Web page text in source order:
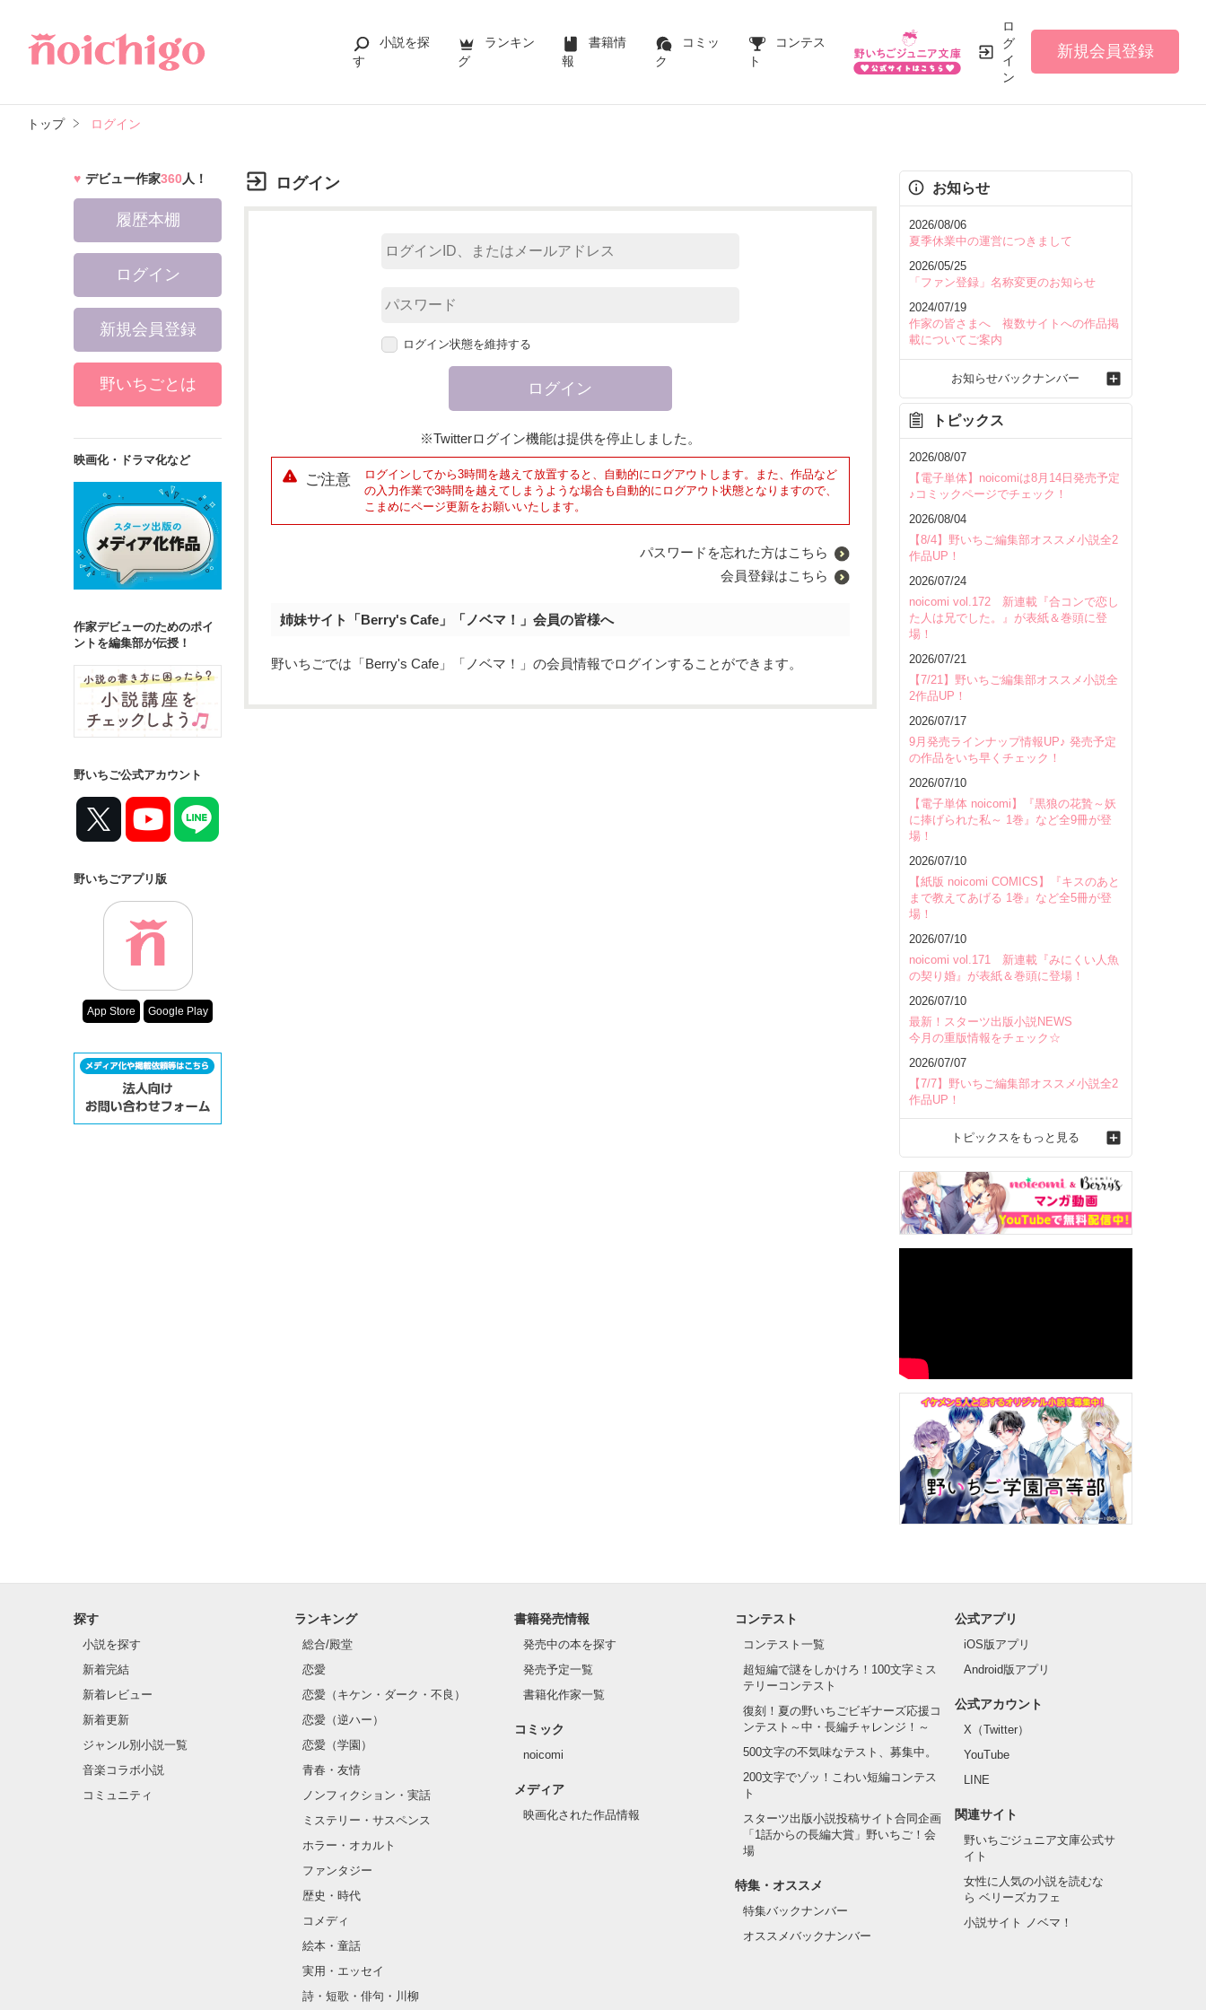
小説を探
す
ランキン
グ
書籍情
報
コミッ
ク
コンテス
ト
ロ
グ
イ
ン
新規会員登録
トップ ログイン
ログイン
ログイン状態を維持する
※Twitterログイン機能は提供を停止しました。
ご注意
ログインしてから3時間を越えて放置すると、自動的にログアウトします。また、作品など
の入力作業で3時間を越えてしまうような場合も自動的にログアウト状態となりますので、
こまめにページ更新をお願いいたします。
パスワードを忘れた方はこちら
会員登録はこちら
姉妹サイト「Berry's Cafe」「ノベマ！」会員の皆様へ
野いちごでは「Berry's Cafe」「ノベマ！」の会員情報でログインすることができます。
デビュー作家360人！
履歴本棚
ログイン
新規会員登録
野いちごとは
映画化・ドラマ化など
作家デビューのためのポイ
ントを編集部が伝授！
野いちご公式アカウント
野いちごアプリ版
App Store Google Play
お知らせ
2026/08/06
夏季休業中の運営につきまして
2026/05/25
「ファン登録」名称変更のお知らせ
2024/07/19
作家の皆さまへ 複数サイトへの作品掲
載についてご案内
お知らせバックナンバー
トピックス
2026/08/07
【電子単体】noicomiは8月14日発売予定
♪コミックページでチェック！
2026/08/04
【8/4】野いちご編集部オススメ小説全2
作品UP！
2026/07/24
noicomi vol.172 新連載『合コンで恋し
た人は兄でした。』が表紙＆巻頭に登
場！
2026/07/21
【7/21】野いちご編集部オススメ小説全
2作品UP！
2026/07/17
9月発売ラインナップ情報UP♪ 発売予定
の作品をいち早くチェック！
2026/07/10
【電子単体 noicomi】『黒狼の花贄～妖
に捧げられた私～ 1巻』など全9冊が登
場！
2026/07/10
【紙版 noicomi COMICS】『キスのあと
まで教えてあげる 1巻』など全5冊が登
場！
2026/07/10
noicomi vol.171 新連載『みにくい人魚
の契り婚』が表紙＆巻頭に登場！
2026/07/10
最新！スターツ出版小説NEWS
今月の重版情報をチェック☆
2026/07/07
【7/7】野いちご編集部オススメ小説全2
作品UP！
トピックスをもっと見る
探す
小説を探す
新着完結
新着レビュー
新着更新
ジャンル別小説一覧
音楽コラボ小説
コミュニティ
ランキング
総合/殿堂
恋愛
恋愛（キケン・ダーク・不良）
恋愛（逆ハー）
恋愛（学園）
青春・友情
ノンフィクション・実話
ミステリー・サスペンス
ホラー・オカルト
ファンタジー
歴史・時代
コメディ
絵本・童話
実用・エッセイ
詩・短歌・俳句・川柳
書籍発売情報
発売中の本を探す
発売予定一覧
書籍化作家一覧
コミック
noicomi
メディア
映画化された作品情報
コンテスト
コンテスト一覧
超短編で謎をしかけろ！100文字ミス
テリーコンテスト
復刻！夏の野いちごビギナーズ応援コ
ンテスト～中・長編チャレンジ！～
500文字の不気味なテスト、募集中。
200文字でゾッ！こわい短編コンテス
ト
スターツ出版小説投稿サイト合同企画
「1話からの長編大賞」野いちご！会
場
特集・オススメ
特集バックナンバー
オススメバックナンバー
公式アプリ
iOS版アプリ
Android版アプリ
公式アカウント
X（Twitter）
YouTube
LINE
関連サイト
野いちごジュニア文庫公式サ
イト
女性に人気の小説を読むな
ら ベリーズカフェ
小説サイト ノベマ！